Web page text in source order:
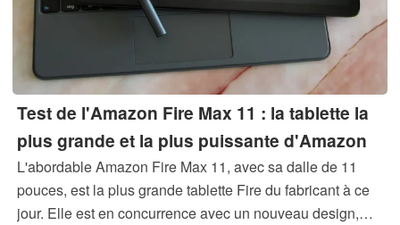
Test de l'Amazon Fire Max 11 : la tablette la
plus grande et la plus puissante d'Amazon
L'abordable Amazon Fire Max 11, avec sa dalle de 11
pouces, est la plus grande tablette Fire du fabricant à ce
jour. Elle est en concurrence avec un nouveau design,